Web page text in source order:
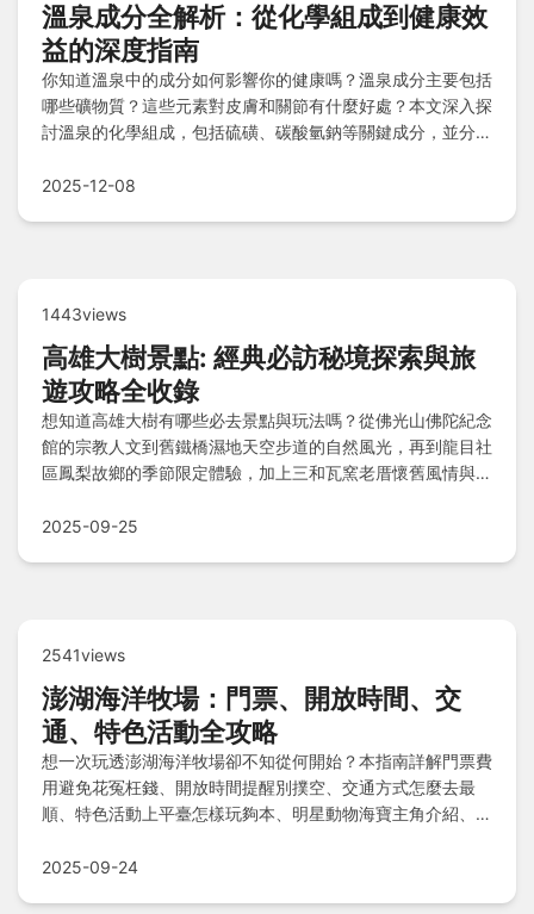
溫泉成分全解析：從化學組成到健康效
益的深度指南
你知道溫泉中的成分如何影響你的健康嗎？溫泉成分主要包括
哪些礦物質？這些元素對皮膚和關節有什麼好處？本文深入探
討溫泉的化學組成，包括硫磺、碳酸氫鈉等關鍵成分，並分析
選擇適合的溫泉，避免潛在風險，最大化放鬆與治療效果。
2025-12-08
1443views
高雄大樹景點: 經典必訪秘境探索與旅
遊攻略全收錄
想知道高雄大樹有哪些必去景點與玩法嗎？從佛光山佛陀紀念
館的宗教人文到舊鐵橋濕地天空步道的自然風光，再到龍目社
區鳳梨故鄉的季節限定體驗，加上三和瓦窯老厝懷舊風情與義
伴手禮清單及行前貼士，讓您輕鬆規劃深度之旅！
2025-09-25
2541views
澎湖海洋牧場：門票、開放時間、交
通、特色活動全攻略
想一次玩透澎湖海洋牧場卻不知從何開始？本指南詳解門票費
用避免花冤枉錢、開放時間提醒別撲空、交通方式怎麼去最
順、特色活動上平臺怎樣玩夠本、明星動物海寶主角介紹、附
Q&A解答暈船疑慮、親子長輩適宜及學習知識，讓你輕鬆規
2025-09-24